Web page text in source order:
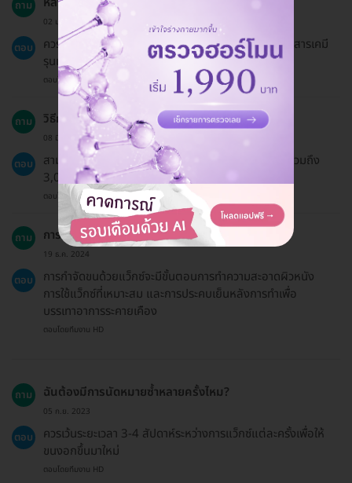
ถาม
02 ม.ค. 2023
ตอบ
ควรหลีกเลี่ยงการสัมผัสแดดจัดและการใช้ผลิตภัณฑ์ที่มีสารเคมี
รุนแรงในช่วง 48 ชั่วโมงแรก
ตอบโดยทีมงาน HD
ถาม วิธีการชำระเงินมีอะไรบ้าง?
08 มิ.ย. 2023
ตอบ
สามารถชำระเงินได้ทั้งโอนจ่ายและบัตรเครดิต หากยอดรวมถึง
3,000 บาทขึ้นไปสามารถเลือกผ่อนชำระ 0% ได้
ตอบโดยทีมงาน HD
ถาม การกำจัดขนด้วยแว็กซ์มีขั้นตอนอย่างไร?
19 ธ.ค. 2024
ตอบ
การกำจัดขนด้วยแว็กซ์จะมีขั้นตอนการทำความสะอาดผิวหนัง
การใช้แว็กซ์ที่เหมาะสม และการประคบเย็นหลังการทำเพื่อ
บรรเทาอาการระคายเคือง
ตอบโดยทีมงาน HD
ถาม ฉันต้องมีการนัดหมายซ้ำหลายครั้งไหม?
05 ก.ย. 2023
ตอบ
ควรเว้นระยะเวลา 3-4 สัปดาห์ระหว่างการแว็กซ์แต่ละครั้งเพื่อให้
ขนงอกขึ้นมาใหม่
ตอบโดยทีมงาน HD